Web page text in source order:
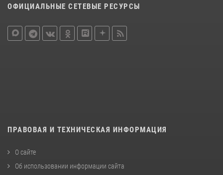
ОФИЦИАЛЬНЫЕ СЕТЕВЫЕ РЕСУРСЫ
ПРАВОВАЯ И ТЕХНИЧЕСКАЯ ИНФОРМАЦИЯ
О сайте
Об использовании информации сайта